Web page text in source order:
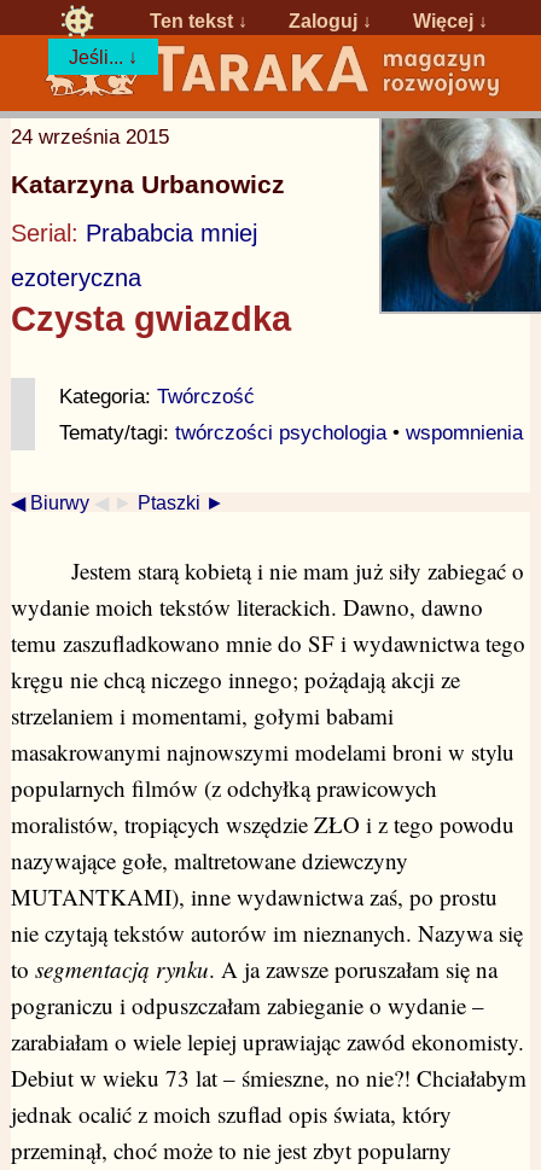
Ten tekst ↓ Zaloguj ↓
Więcej ↓
Jeśli... ↓
24 września 2015
Katarzyna Urbanowicz
Serial: Prababcia mniej
ezoteryczna
Czysta gwiazdka
Kategoria: Twórczość
Tematy/tagi: twórczości psychologia• wspomnienia
◀ Biurwy ◀ ► Ptaszki ►
Jestem starą kobietą i nie mam już siły zabiegać o
wydanie moich tekstów literackich. Dawno, dawno
temu zaszufladkowano mnie do SF i wydawnictwa tego
kręgu nie chcą niczego innego; pożądają akcji ze
strzelaniem i momentami, gołymi babami
masakrowanymi najnowszymi modelami broni w stylu
popularnych filmów (z odchyłką prawicowych
moralistów, tropiących wszędzie ZŁO i z tego powodu
nazywające gołe, maltretowane dziewczyny
MUTANTKAMI), inne wydawnictwa zaś, po prostu
nie czytają tekstów autorów im nieznanych. Nazywa się
to segmentacją rynku. A ja zawsze poruszałam się na
pograniczu i odpuszczałam zabieganie o wydanie –
zarabiałam o wiele lepiej uprawiając zawód ekonomisty.
Debiut w wieku 73 lat – śmieszne, no nie?! Chciałabym
jednak ocalić z moich szuflad opis świata, który
przeminął, choć może to nie jest zbyt popularny